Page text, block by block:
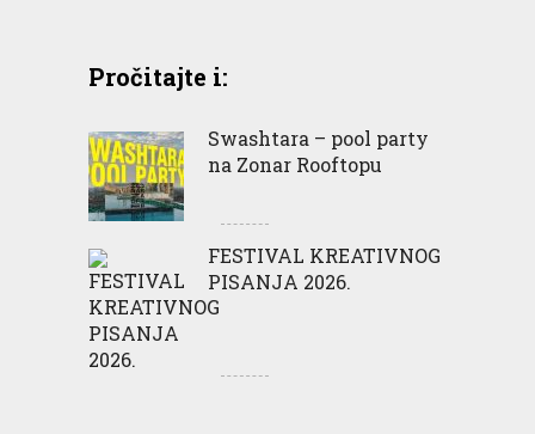
Pročitajte i:
Swashtara – pool party
na Zonar Rooftopu
FESTIVAL KREATIVNOG
PISANJA 2026.